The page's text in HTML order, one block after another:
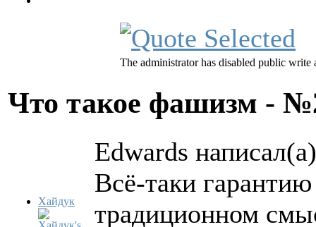
The administrator has disabled public write
Что такое фашизм -
Хайдук
Edwards
Всё-таки
традиционном